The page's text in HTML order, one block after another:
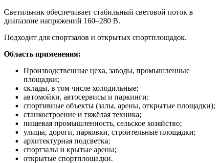
Светильник обеспечивает стабильный световой поток в
диапазоне напряжений 160–280 В.
Подходит для спортзалов и открытых спортплощадок.
Область применения:
Производственные цеха, заводы, промышленные
площадки;
склады, в том числе холодильные;
автомойки, автосервисы и паркинги;
спортивные объекты (залы, арены, открытые площадки);
станкостроение и тяжёлая техника;
пищевая промышленность, сельское хозяйство;
улицы, дороги, парковки, строительные площадки;
архитектурная подсветка;
спортзалы и крытые арены;
открытые спортплощадки.